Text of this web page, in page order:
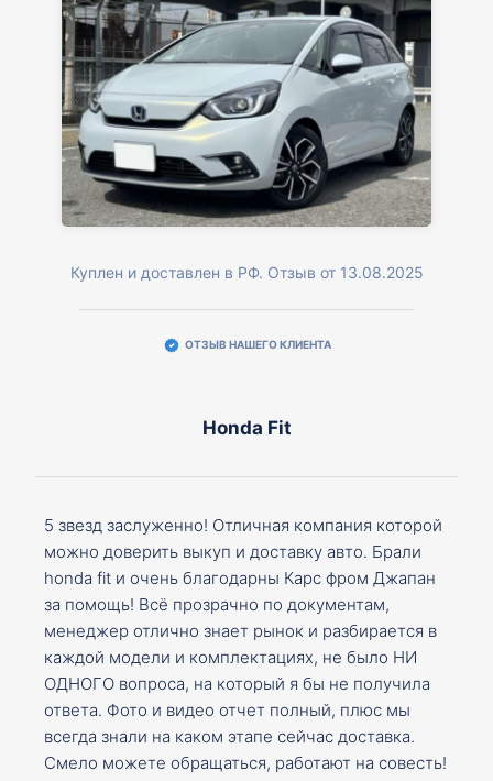
Куплен и доставлен в РФ. Отзыв от 13.08.2025
ОТЗЫВ НАШЕГО КЛИЕНТА
Honda Fit
5 звезд заслуженно! Отличная компания которой
можно доверить выкуп и доставку авто. Брали
honda fit и очень благодарны Карс фром Джапан
за помощь! Всё прозрачно по документам,
менеджер отлично знает рынок и разбирается в
каждой модели и комплектациях, не было НИ
ОДНОГО вопроса, на который я бы не получила
ответа. Фото и видео отчет полный, плюс мы
всегда знали на каком этапе сейчас доставка.
Смело можете обращаться, работают на совесть!